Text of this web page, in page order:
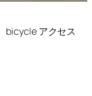
bicycle アクセス